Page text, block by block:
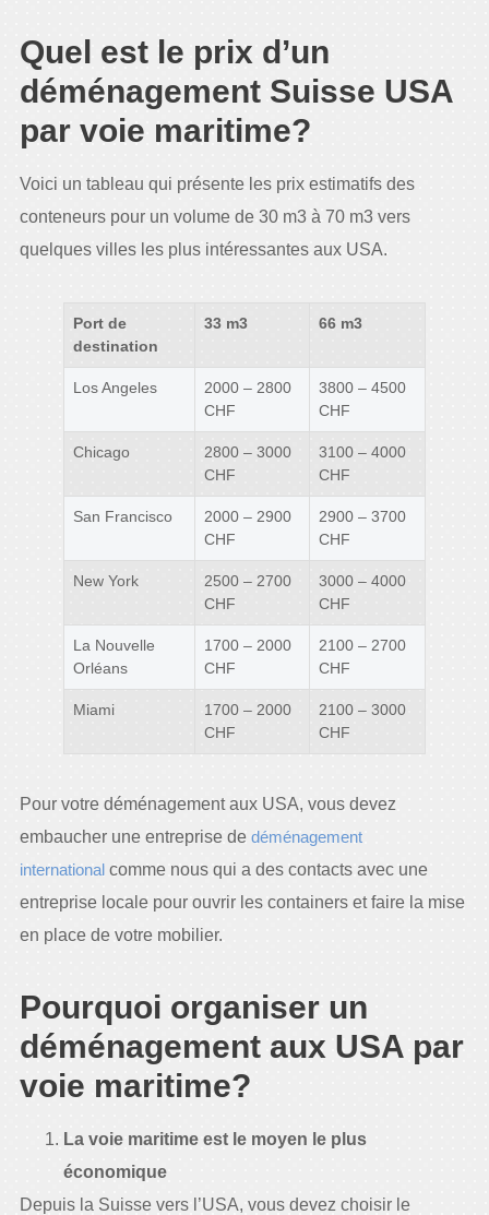
Quel est le prix d’un
déménagement Suisse USA
par voie maritime?
Voici un tableau qui présente les prix estimatifs des
conteneurs pour un volume de 30 m3 à 70 m3 vers
quelques villes les plus intéressantes aux USA.
Port de
destination
33 m3 66 m3
Los Angeles
2000 – 2800
CHF
3800 – 4500
CHF
Chicago
2800 – 3000
CHF
3100 – 4000
CHF
San Francisco
2000 – 2900
CHF
2900 – 3700
CHF
New York
2500 – 2700
CHF
3000 – 4000
CHF
La Nouvelle
Orléans
1700 – 2000
CHF
2100 – 2700
CHF
Miami
1700 – 2000
CHF
2100 – 3000
CHF
Pour votre déménagement aux USA, vous devez
embaucher une entreprise de déménagement
internationalcomme nous qui a des contacts avec une
entreprise locale pour ouvrir les containers et faire la mise
en place de votre mobilier.
Pourquoi organiser un
déménagement aux USA par
voie maritime?
La voie maritime est le moyen le plus
économique
Depuis la Suisse vers l’USA, vous devez choisir le